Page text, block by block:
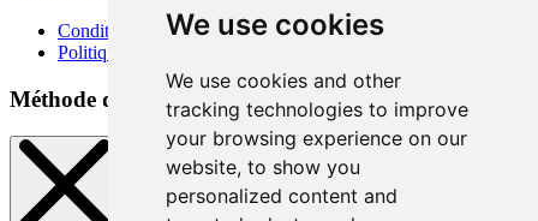
We use cookies
We use cookies and other
tracking technologies to improve
your browsing experience on our
website, to show you
personalized content and
Conditions d'utilisation
Politique de confidentialité
Méthode de connexion